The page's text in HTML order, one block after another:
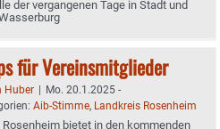
der vergangenen Tage in Stadt und
für Vereinsmitglieder
Huber | Mo. 20.1.2025 -
Aib-Stimme, Landkreis Rosenheim
bietet in den kommenden